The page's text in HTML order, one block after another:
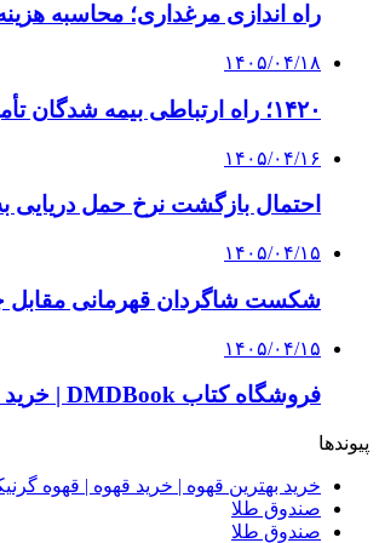
راه اندازی مرغداری؛ محاسبه
۱۴۰۵/۰۴/۱۸
۱۴۲۰؛ راه ارتباطی بیمه شدگان تأمین‌اجتماعی
۱۴۰۵/۰۴/۱۶
احتمال بازگشت نرخ حمل دریایی به قبل از
۱۴۰۵/۰۴/۱۵
شکست شاگردان قهرمانی مقابل
۱۴۰۵/۰۴/۱۵
فروشگاه کتاب DMDBook | خرید کتاب فانتزی، عاشقانه، دارک رومنس و رمان بدون حذفیات
پیوندها
خرید بهترین قهوه | خرید قهوه | قهوه
صندوق طلا
صندوق طلا